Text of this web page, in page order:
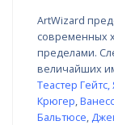
ArtWizard
современных
пределами.
величайших
Теастер Гейтс,
Крюгер,
Бальтюсе,